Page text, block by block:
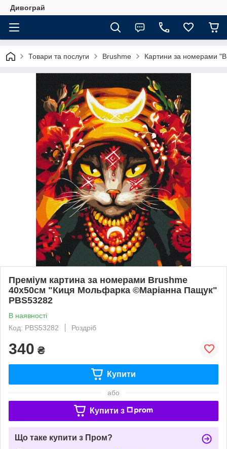
Дивограй
Товари та послуги Brushme Картини за номерами
Преміум картина за номерами Brushme
40x50см "Киця Мольфарка ©Маріанна Пащук"
PBS53282
В наявності
Код: PBS53282
Роздріб
340 ₴
Купити
або
Купити з
Що таке купити з Пром?